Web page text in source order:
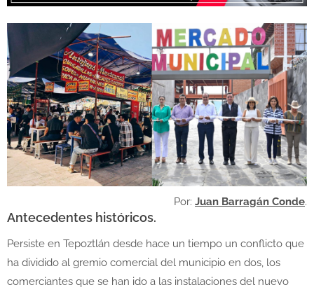
Por: Juan Barragán Conde.
Antecedentes históricos.
Persiste en Tepoztlán desde hace un tiempo un conflicto que
ha dividido al gremio comercial del municipio en dos, los
comerciantes que se han ido a las instalaciones del nuevo